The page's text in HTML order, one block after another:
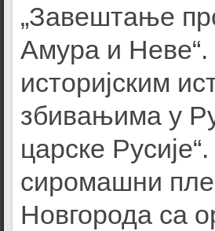
„Завештање
Амура и
историјским
збивањима у
царске
сиромашни
Новгорода са